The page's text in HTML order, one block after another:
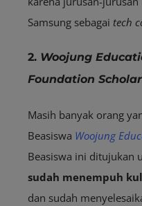
Samsung sebagai tech
2. Woojung
Foundation
Masih banyak orang
Beasiswa Woojung
Beasiswa ini ditujukan
sudah menempuh
dan sudah